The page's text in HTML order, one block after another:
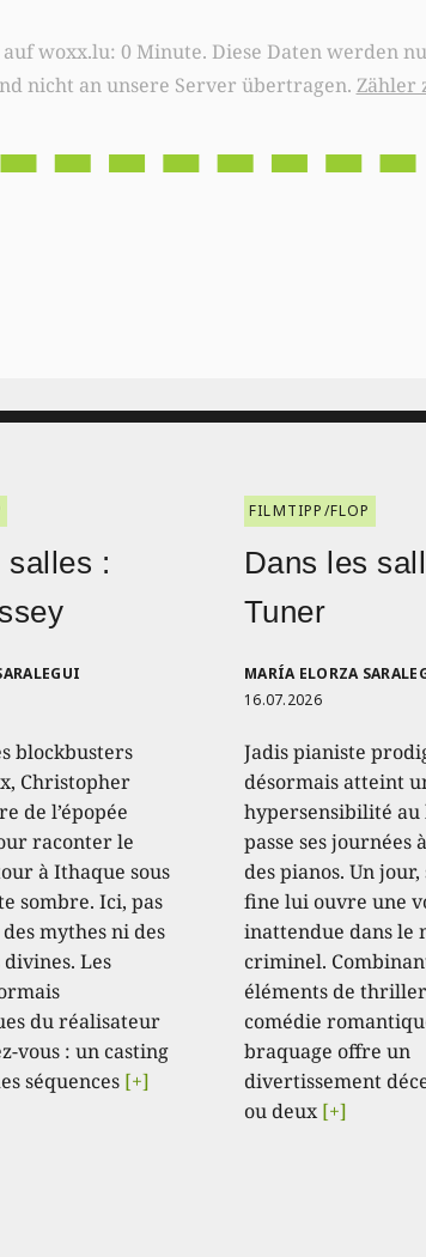
werden nur in Ihrem Browser
nicht an unsere Server übertragen. Zähler
salles :
blockbusters
Christopher
de l’épopée
raconter le
à Ithaque sous
sombre. Ici, pas
mythes ni des
Les
du réalisateur
vous : un casting
séquences [+]
FILMTIPP/FLOP
Dans les
Tuner
MARÍA ELORZA
16.07.2026
Jadis pianiste
désormais atteint
hypersensibilité
passe ses journées
des pianos. Un jour,
fine lui ouvre une
inattendue dans le
criminel.
éléments de
comédie
braquage offre un
divertissement
ou deux[+]